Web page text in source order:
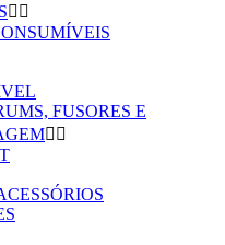
 
FUSORES E
 